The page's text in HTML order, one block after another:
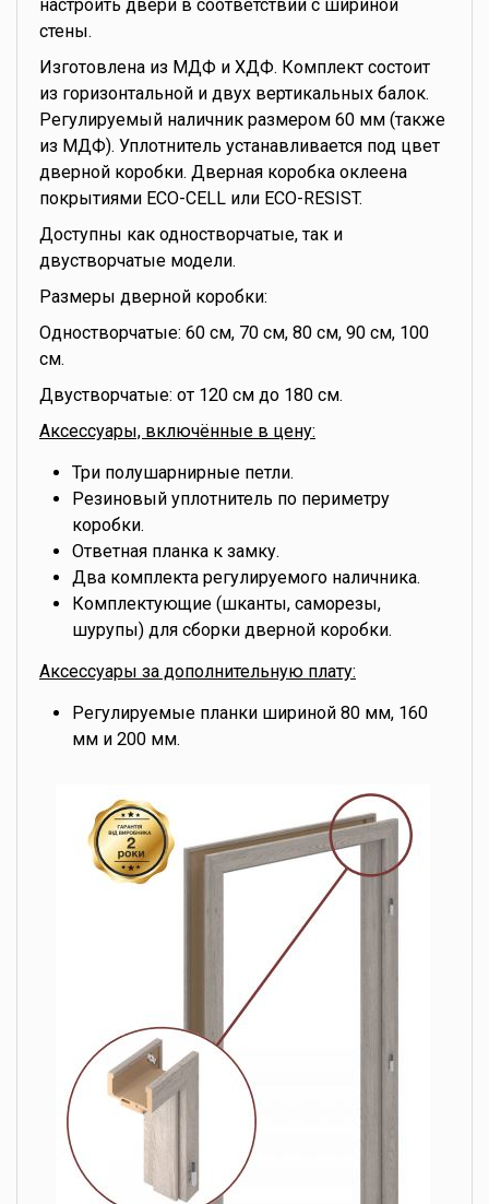
настроить двери в соответствии с шириной
стены.
Изготовлена из МДФ и ХДФ. Комплект состоит
из горизонтальной и двух вертикальных балок.
Регулируемый наличник размером 60 мм (также
из МДФ). Уплотнитель устанавливается под цвет
дверной коробки. Дверная коробка оклеена
покрытиями ECO-CELL или ECO-RESIST.
Доступны как одностворчатые, так и
двустворчатые модели.
Размеры дверной коробки:
Одностворчатые: 60 см, 70 см, 80 см, 90 см, 100
см.
Двустворчатые: от 120 см до 180 см.
Аксессуары, включённые в цену:
Три полушарнирные петли.
Резиновый уплотнитель по периметру
коробки.
Ответная планка к замку.
Два комплекта регулируемого наличника.
Комплектующие (шканты, саморезы,
шурупы) для сборки дверной коробки.
Аксессуары за дополнительную плату:
Регулируемые планки шириной 80 мм, 160
мм и 200 мм.